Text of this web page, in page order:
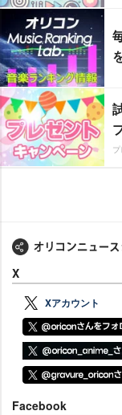
X
Xアカウント
Facebook